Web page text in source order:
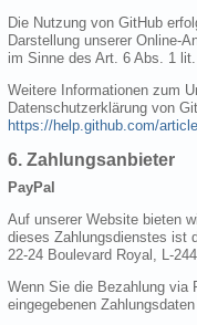
Die Nutzung von GitHub
Darstellung unserer Online-
im Sinne des Art. 6 Abs. 1
Weitere Informationen zum
Datenschutzerklärung von
https://help.github.com/
6. Zahlungsanbieter
PayPal
Auf unserer Website bieten
dieses Zahlungsdienstes ist
22-24 Boulevard Royal, L-
Wenn Sie die Bezahlung via
eingegebenen